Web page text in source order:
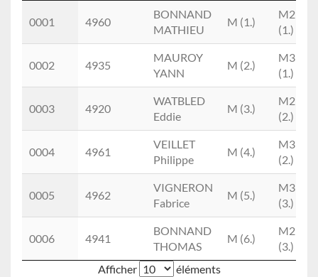
Nom
Prénom
Cat
0001
4960
BONNAND
MATHIEU
M (1.)
M2M
(1.)
0002 4935
MAUROY
YANN
M (2.)
M3M
(1.)
0003 4920
WATBLED
Eddie
M (3.)
M2M
(2.)
0004 4961
VEILLET
Philippe
M (4.)
M3M
(2.)
0005 4962
VIGNERON
Fabrice
M (5.)
M3M
(3.)
0006 4941
BONNAND
THOMAS
M (6.)
M2M
(3.)
Afficher
éléments